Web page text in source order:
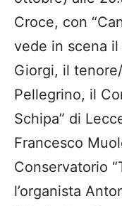
Croce, con
vede in scena il
Giorgi, il
Pellegrino, il
Schipa” di
Francesco
Conservatorio
l’organista